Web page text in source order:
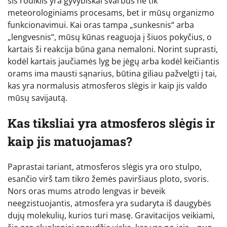
meteorologiniams procesams, bet ir mūsų organizmo
funkcionavimui. Kai oras tampa „sunkesnis“ arba
„lengvesnis“, mūsų kūnas reaguoja į šiuos pokyčius, o
kartais ši reakcija būna gana nemaloni. Norint suprasti,
kodėl kartais jaučiamės lyg be jėgų arba kodėl keičiantis
orams ima mausti sąnarius, būtina giliau pažvelgti į tai,
kas yra normalusis atmosferos slėgis ir kaip jis valdo
mūsų savijautą.
Kas tiksliai yra atmosferos slėgis ir
kaip jis matuojamas?
Paprastai tariant, atmosferos slėgis yra oro stulpo,
esančio virš tam tikro žemės paviršiaus ploto, svoris.
Nors oras mums atrodo lengvas ir beveik
neegzistuojantis, atmosfera yra sudaryta iš daugybės
dujų molekulių, kurios turi masę. Gravitacijos veikiami,